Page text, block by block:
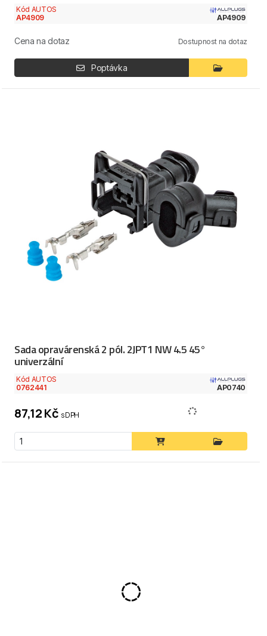
Kód AUTOS
AP4909
AP4909
Cena na dotaz Dostupnost na dotaz
Poptávka
Sada opravárenská 2 pól. 2JPT1 NW 4.5 45°
univerzální
Kód AUTOS
0762441
AP0740
87,12 Kč s DPH